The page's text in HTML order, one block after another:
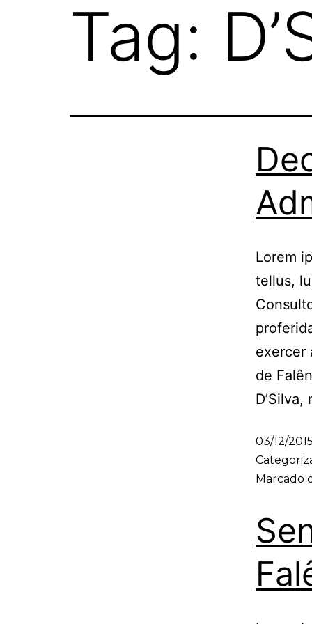
Tag:
Lorem
tellus,
exercer
de
03/12/
Marcado